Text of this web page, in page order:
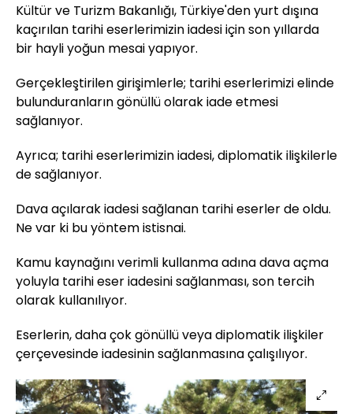
Kültür ve Turizm Bakanlığı, Türkiye'den yurt dışına
kaçırılan tarihi eserlerimizin iadesi için son yıllarda
bir hayli yoğun mesai yapıyor.
Gerçekleştirilen girişimlerle; tarihi eserlerimizi elinde
bulunduranların gönüllü olarak iade etmesi
sağlanıyor.
Ayrıca; tarihi eserlerimizin iadesi, diplomatik ilişkilerle
de sağlanıyor.
Dava açılarak iadesi sağlanan tarihi eserler de oldu.
Ne var ki bu yöntem istisnai.
Kamu kaynağını verimli kullanma adına dava açma
yoluyla tarihi eser iadesini sağlanması, son tercih
olarak kullanılıyor.
Eserlerin, daha çok gönüllü veya diplomatik ilişkiler
çerçevesinde iadesinin sağlanmasına çalışılıyor.